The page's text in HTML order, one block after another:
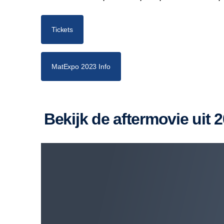
Tickets
MatExpo 2023 Info
Bekijk de aftermovie uit